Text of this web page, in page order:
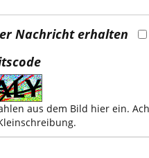
Nachricht erhalten
aus dem Bild hier ein.